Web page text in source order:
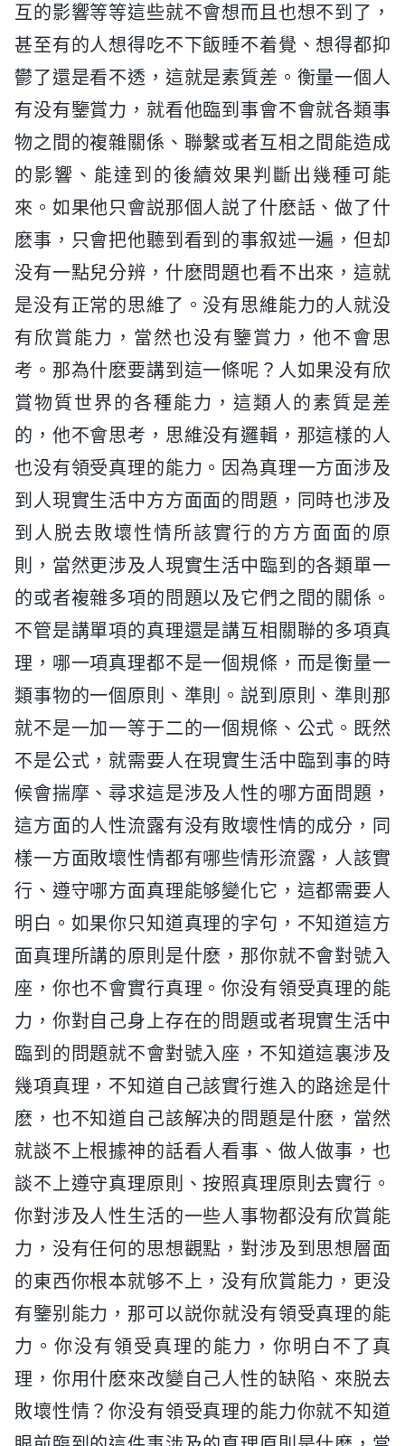
互的影響等等這些就不會想而且也想不到了，
甚至有的人想得吃不下飯睡不着覺、想得都抑
鬱了還是看不透，這就是素質差。衡量一個人
有没有鑒賞力，就看他臨到事會不會就各類事
物之間的複雜關係、聯繫或者互相之間能造成
的影響、能達到的後續效果判斷出幾種可能
來。如果他只會説那個人説了什麽話、做了什
麽事，只會把他聽到看到的事叙述一遍，但却
没有一點兒分辨，什麽問題也看不出來，這就
是没有正常的思維了。没有思維能力的人就没
有欣賞能力，當然也没有鑒賞力，他不會思
考。那為什麽要講到這一條呢？人如果没有欣
賞物質世界的各種能力，這類人的素質是差
的，他不會思考，思維没有邏輯，那這樣的人
也没有領受真理的能力。因為真理一方面涉及
到人現實生活中方方面面的問題，同時也涉及
到人脱去敗壞性情所該實行的方方面面的原
則，當然更涉及人現實生活中臨到的各類單一
的或者複雜多項的問題以及它們之間的關係。
不管是講單項的真理還是講互相關聯的多項真
理，哪一項真理都不是一個規條，而是衡量一
類事物的一個原則、準則。説到原則、準則那
就不是一加一等于二的一個規條、公式。既然
不是公式，就需要人在現實生活中臨到事的時
候會揣摩、尋求這是涉及人性的哪方面問題，
這方面的人性流露有没有敗壞性情的成分，同
樣一方面敗壞性情都有哪些情形流露，人該實
行、遵守哪方面真理能够變化它，這都需要人
明白。如果你只知道真理的字句，不知道這方
面真理所講的原則是什麽，那你就不會對號入
座，你也不會實行真理。你没有領受真理的能
力，你對自己身上存在的問題或者現實生活中
臨到的問題就不會對號入座，不知道這裏涉及
幾項真理，不知道自己該實行進入的路途是什
麽，也不知道自己該解决的問題是什麽，當然
就談不上根據神的話看人看事、做人做事，也
談不上遵守真理原則、按照真理原則去實行。
你對涉及人性生活的一些人事物都没有欣賞能
力，没有任何的思想觀點，對涉及到思想層面
的東西你根本就够不上，没有欣賞能力，更没
有鑒别能力，那可以説你就没有領受真理的能
力。你没有領受真理的能力，你明白不了真
理，你用什麽來改變自己人性的缺陷、來脱去
敗壞性情？你没有領受真理的能力你就不知道